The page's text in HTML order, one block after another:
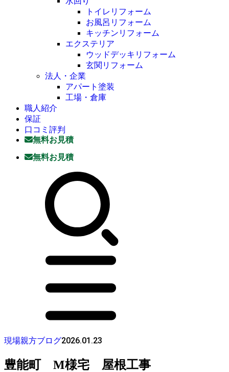
トイレリフォーム
お風呂リフォーム
キッチンリフォーム
エクステリア
ウッドデッキリフォーム
玄関リフォーム
法人・企業
アパート塗装
工場・倉庫
職人紹介
保証
口コミ評判
無料お見積
無料お見積
現場親方ブログ2026.01.23
豊能町 M様宅 屋根工事